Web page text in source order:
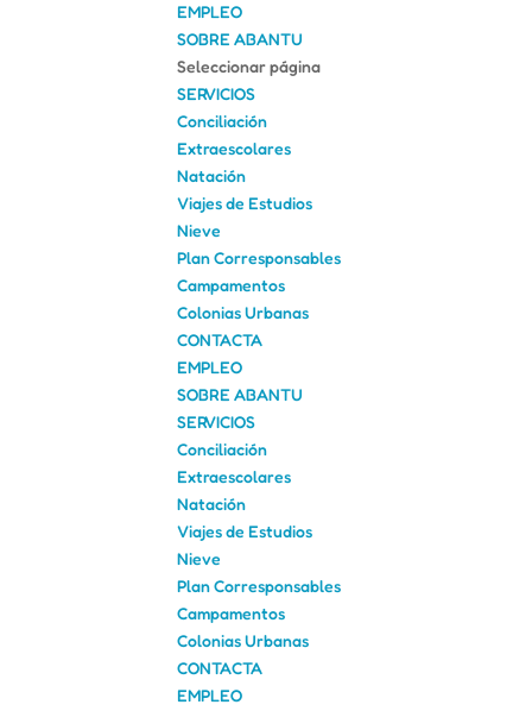
EMPLEO
SOBRE ABANTU
Seleccionar página
SERVICIOS
Conciliación
Extraescolares
Natación
Viajes de Estudios
Nieve
Plan Corresponsables
Campamentos
Colonias Urbanas
CONTACTA
EMPLEO
SOBRE ABANTU
SERVICIOS
Conciliación
Extraescolares
Natación
Viajes de Estudios
Nieve
Plan Corresponsables
Campamentos
Colonias Urbanas
CONTACTA
EMPLEO